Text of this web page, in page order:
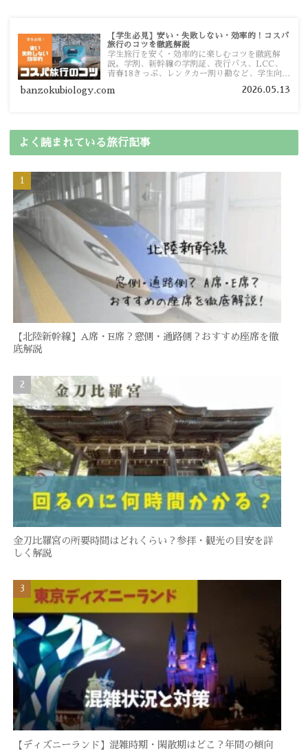
【学生必見】安い・失敗しない・効率的！コスパ
旅行のコツを徹底解説
学生旅行を安く・効率的に楽しむコツを徹底解
説。学割、新幹線の学割証、夜行バス、LCC、
青春18きっぷ、レンタカー割り勘など、学生向け
banzokubiology.com 2026.05.13
よく読まれている旅行記事
【北陸新幹線】A席・E席？窓側・通路側？おすすめ座席を徹
底解説
金刀比羅宮の所要時間はどれくらい？参拝・観光の目安を詳
しく解説
【ディズニーランド】混雑時期・閑散期はどこ？年間の傾向